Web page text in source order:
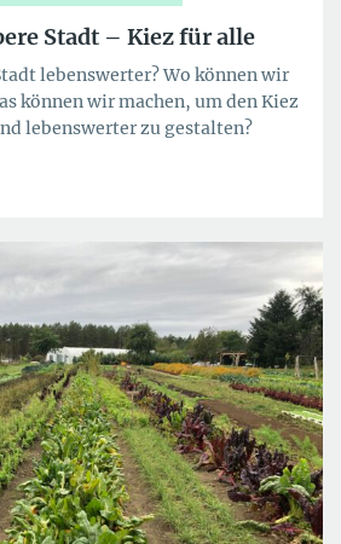
Stadt – Kiez für alle
lebenswerter? Wo können wir
können wir machen, um den Kiez
lebenswerter zu gestalten?